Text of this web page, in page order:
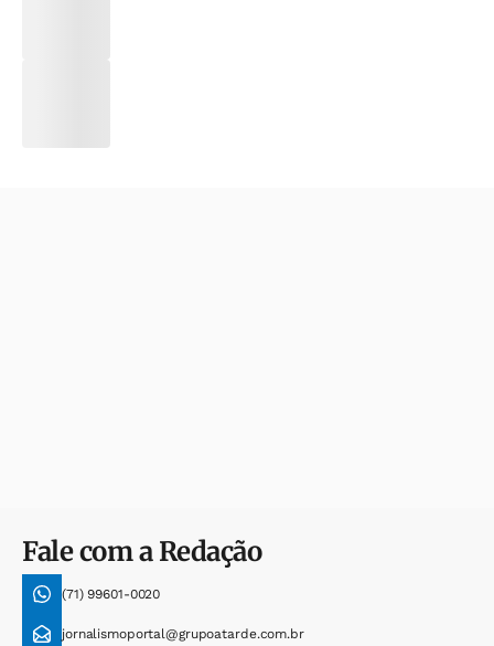
Fale com a Redação
(71) 99601-0020
jornalismoportal@grupoatarde.com.br